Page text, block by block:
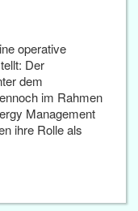
operative
Der
dem
im Rahmen
Management
ihre Rolle als